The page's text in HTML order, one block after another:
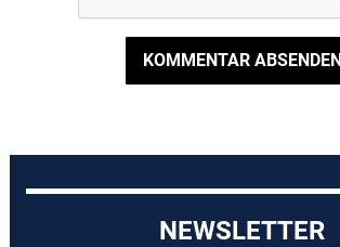
KOMMENTAR ABSENDEN
NEWSLETTER